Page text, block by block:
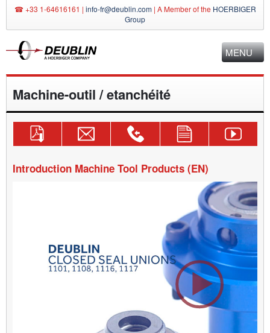
☎ +33 1-64616161 | info-fr@deublin.com | A Member of the HOERBIGER
Group
MENU
Machine-outil / etanchéité
Télécharger
adéquat
Envoyer
demande
mail
Demande
technique
1-
Formulaire
Chaîne
YouTube
Introduction Machine Tool Products (EN)